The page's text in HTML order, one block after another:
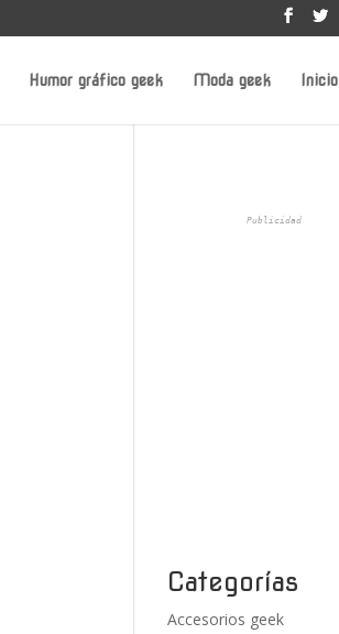
Humor gráfico geek Moda geek Inicio
Publicidad
Categorías
Accesorios geek